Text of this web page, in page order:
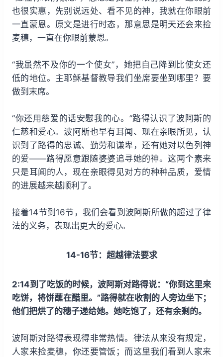
也很实惠，先别说远处、看不见的神，我就在你眼前
一直蒙恩。原文是进行时态，那意思是明天还会来捡
麦穗，一直在你眼前蒙恩。
“我虽然不及你的一个使女”，她把自己降到比使女还
低的地位。主耶稣基督教导我们坐席要坐到哪里？要
做到末席。
“你还用慈爱的话安慰我的心。”路得认识了波阿斯的
仁慈和爱心。波阿斯也早有耳闻、现在亲眼所见，认
识到了路得的忠诚、勤劳和谦卑，还有她对以色列神
的爱——路得愿意跟随婆婆追寻她的神。这两个素来
只是耳闻的人，现在亲眼得见对方的种种品质，爱情
的进展越来越顺利了。
接着14节到16节，我们会看到波阿斯所做的超过了律
法的义务，表现出更大的爱心。
14-16节：超越律法要求
2:14到了吃饭的时候，波阿斯对路得说：“你到这里来
吃饼，将饼蘸在醋里。”路得就在收割的人旁边坐下；
他们把烘了的穗子递给她。她吃饱了，还有余剩的。
波阿斯对路得表现得非常热情。律法从来没有规定，
人家来捡麦穗，你还要管饭；而这里我们看到人家来